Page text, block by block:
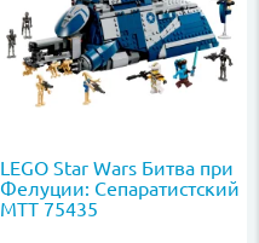
LEGO Star Wars Битва при
Фелуции: Сепаратистский
МТТ 75435